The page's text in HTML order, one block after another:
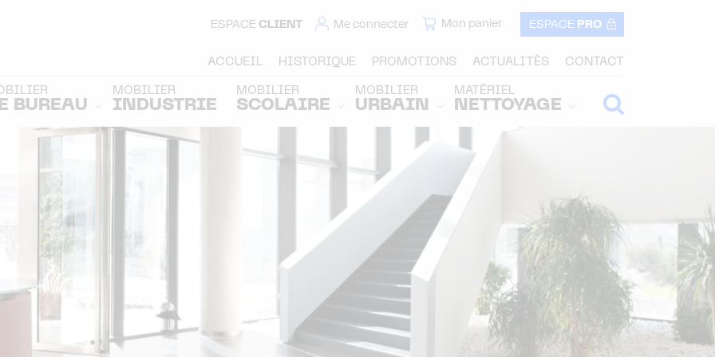
ESPACE CLIENT Me connecter Mon panier ESPACE PRO
ACCUEIL HISTORIQUE PROMOTIONS ACTUALITÉS CONTACT
BUREAU
MOBILIER
INDUSTRIE
MOBILIER
SCOLAIRE
MOBILIER
URBAIN
MATÉRIEL
NETTOYAGE